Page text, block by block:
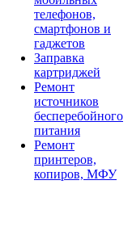
телефонов,
смартфонов и
гаджетов
Заправка
картриджей
Ремонт
источников
бесперебойного
питания
Ремонт
принтеров,
копиров, МФУ